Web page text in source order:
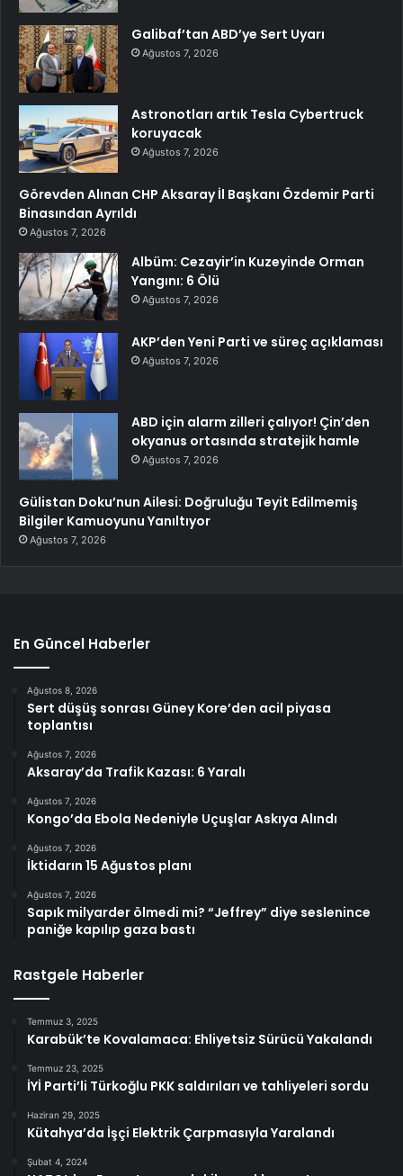
Galibaf’tan ABD’ye Sert Uyarı
Ağustos 7, 2026
Astronotları artık Tesla Cybertruck
koruyacak
Ağustos 7, 2026
Görevden Alınan CHP Aksaray İl Başkanı Özdemir Parti
Binasından Ayrıldı
Ağustos 7, 2026
Albüm: Cezayir’in Kuzeyinde Orman
Yangını: 6 Ölü
Ağustos 7, 2026
AKP’den Yeni Parti ve süreç açıklaması
Ağustos 7, 2026
ABD için alarm zilleri çalıyor! Çin’den
okyanus ortasında stratejik hamle
Ağustos 7, 2026
Gülistan Doku’nun Ailesi: Doğruluğu Teyit Edilmemiş
Bilgiler Kamuoyunu Yanıltıyor
Ağustos 7, 2026
En Güncel Haberler
Ağustos 8, 2026
Sert düşüş sonrası Güney Kore’den acil piyasa
toplantısı
Ağustos 7, 2026
Aksaray’da Trafik Kazası: 6 Yaralı
Ağustos 7, 2026
Kongo’da Ebola Nedeniyle Uçuşlar Askıya Alındı
Ağustos 7, 2026
İktidarın 15 Ağustos planı
Ağustos 7, 2026
Sapık milyarder ölmedi mi? “Jeffrey” diye seslenince
paniğe kapılıp gaza bastı
Rastgele Haberler
Temmuz 3, 2025
Karabük’te Kovalamaca: Ehliyetsiz Sürücü Yakalandı
Temmuz 23, 2025
İYİ Parti’li Türkoğlu PKK saldırıları ve tahliyeleri sordu
Haziran 29, 2025
Kütahya’da İşçi Elektrik Çarpmasıyla Yaralandı
Şubat 4, 2024